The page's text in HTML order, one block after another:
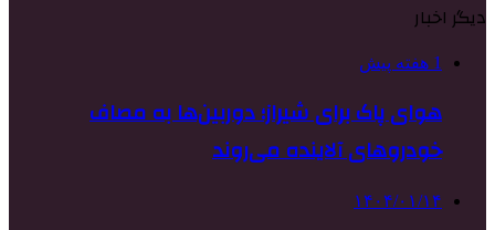
دیگر اخبار
1 هفته پیش
هوای پاک برای شیراز؛ دوربین‌ها به مصاف
خودروهای آلاینده می‌روند
۱۴۰۴/۰۱/۱۴